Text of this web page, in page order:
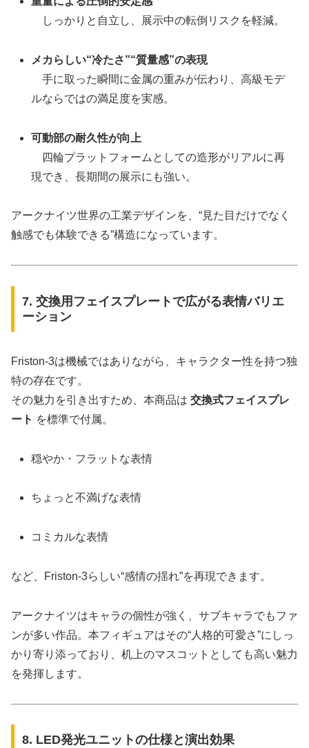
しっかりと自立し、展示中の転倒リスクを軽減。
メカらしい“冷たさ”“質量感”の表現
手に取った瞬間に金属の重みが伝わり、高級モデ
ルならではの満足度を実感。
可動部の耐久性が向上
四輪プラットフォームとしての造形がリアルに再
現でき、長期間の展示にも強い。
アークナイツ世界の工業デザインを、“見た目だけでなく
触感でも体験できる”構造になっています。
7. 交換用フェイスプレートで広がる表情バリエ
ーション
Friston-3は機械ではありながら、キャラクター性を持つ独
特の存在です。
その魅力を引き出すため、本商品は 交換式フェイスプレ
ート を標準で付属。
穏やか・フラットな表情
ちょっと不満げな表情
コミカルな表情
など、Friston-3らしい“感情の揺れ”を再現できます。
アークナイツはキャラの個性が強く、サブキャラでもファ
ンが多い作品。本フィギュアはその“人格的可愛さ”にしっ
かり寄り添っており、机上のマスコットとしても高い魅力
を発揮します。
8. LED発光ユニットの仕様と演出効果